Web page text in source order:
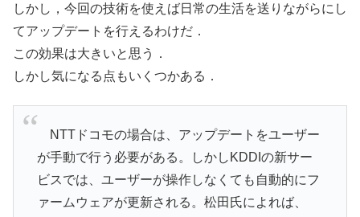
しかし，今回の技術を使えば日常の生活を送りながらにし
てアップデートを行えるわけだ．
この効果は大きいと思う．
しかし気になる点もいくつかある．
NTTドコモの場合は、アップデートをユーザー
が手動で行う必要がある。しかしKDDIの新サー
ビスでは、ユーザーが操作しなくても自動的にフ
ァームウェアが更新される。松田氏によれば、